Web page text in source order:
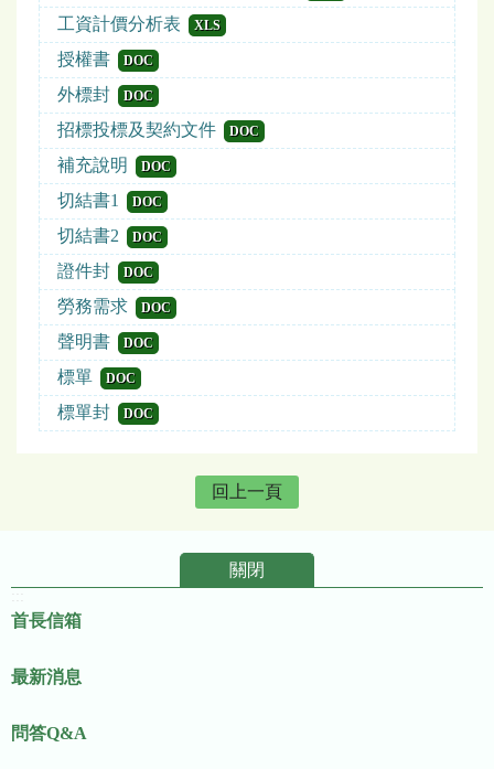
工資計價分析表 XLS
授權書 DOC
外標封 DOC
招標投標及契約文件 DOC
補充說明 DOC
切結書1 DOC
切結書2 DOC
證件封 DOC
勞務需求 DOC
聲明書 DOC
標單 DOC
標單封 DOC
回上一頁
關閉
首長信箱
最新消息
問答Q&A